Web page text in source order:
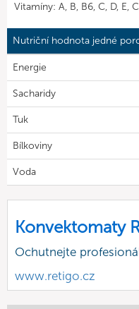
Vitamíny: A, B, B6, C, D, E,
Nutriční hodnota jedné
Energie
Sacharidy
Tuk
Bílkoviny
Voda
Konvektomaty
Ochutnejte
www.retigo.cz